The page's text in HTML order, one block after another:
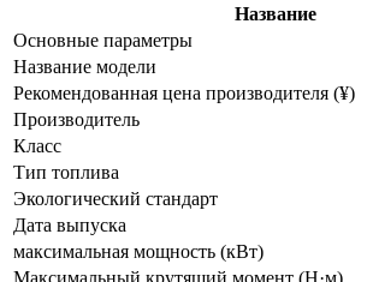
Название
Основные параметры
Название модели
Рекомендованная цена производителя (¥)
Производитель
Класс
Тип топлива
Экологический стандарт
Дата выпуска
максимальная мощность (кВт)
Максимальный крутящий момент (Н·м)